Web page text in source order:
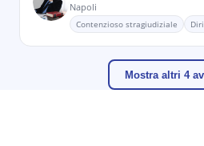
Napoli
Contenzioso stragiudiziale
Mostra altri 4